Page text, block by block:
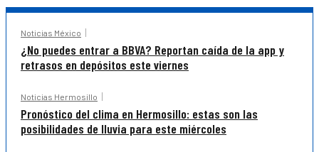
Noticias México
¿No puedes entrar a BBVA? Reportan caída de la app y
retrasos en depósitos este viernes
Noticias Hermosillo
Pronóstico del clima en Hermosillo: estas son las
posibilidades de lluvia para este miércoles